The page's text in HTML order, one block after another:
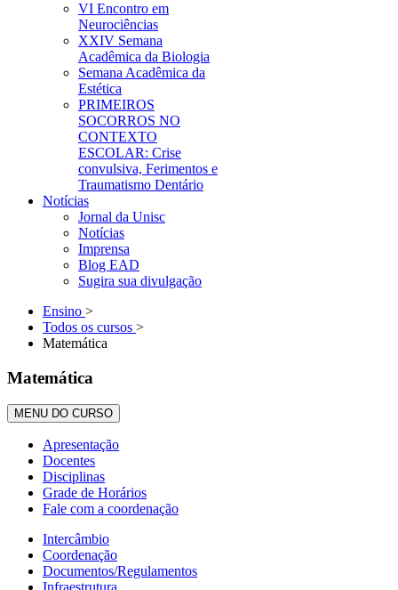
VI Encontro em
Neurociências
XXIV Semana
Acadêmica da Biologia
Semana Acadêmica da
Estética
PRIMEIROS
SOCORROS NO
CONTEXTO
ESCOLAR: Crise
convulsiva, Ferimentos e
Traumatismo Dentário
Notícias
Jornal da Unisc
Notícias
Imprensa
Blog EAD
Sugira sua divulgação
Ensino >
Todos os cursos >
Matemática
Matemática
MENU DO CURSO
Apresentação
Docentes
Disciplinas
Grade de Horários
Fale com a coordenação
Intercâmbio
Coordenação
Documentos/Regulamentos